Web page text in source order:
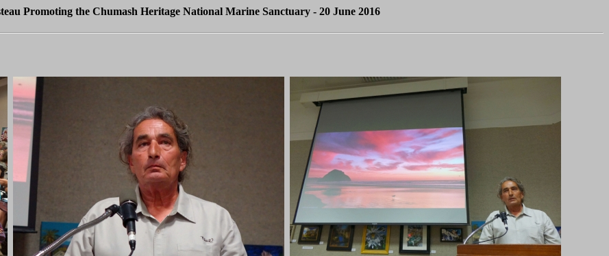
Promoting the Chumash Heritage National Marine Sanctuary - 20 June 2016